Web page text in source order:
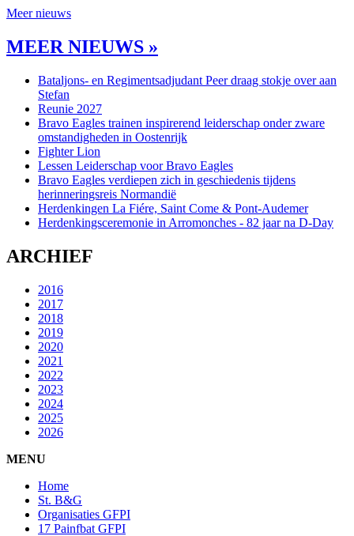
Meer nieuws
MEER NIEUWS »
Bataljons- en Regimentsadjudant Peer draag stokje over aan
Stefan
Reunie 2027
Bravo Eagles trainen inspirerend leiderschap onder zware
omstandigheden in Oostenrijk
Fighter Lion
Lessen Leiderschap voor Bravo Eagles
Bravo Eagles verdiepen zich in geschiedenis tijdens
herinneringsreis Normandië
Herdenkingen La Fiére, Saint Come & Pont-Audemer
Herdenkingsceremonie in Arromonches - 82 jaar na D-Day
ARCHIEF
2016
2017
2018
2019
2020
2021
2022
2023
2024
2025
2026
MENU
Home
St. B&G
Organisaties GFPI
17 Painfbat GFPI